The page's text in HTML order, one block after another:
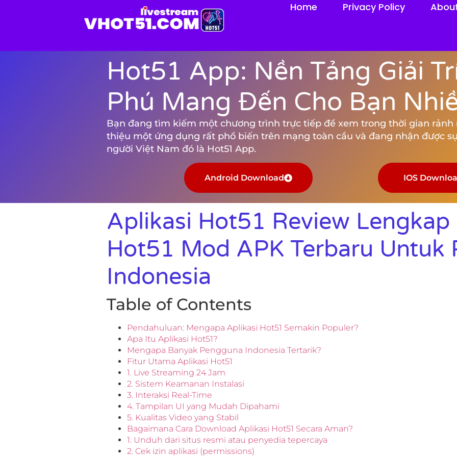
Home Privacy Policy
Hot51 App: Nền Tảng Giải
Phú Mang Đến Cho Bạn
Bạn đang tìm kiếm một chương trình trực tiếp để xem trong thời gian rảnh
thiệu một ứng dụng rất phổ biến trên mạng toàn cầu và đang nhận được
người Việt Nam đó là Hot51 App.
Android Download IOS
Aplikasi Hot51 Review Lengkap
Hot51 Mod APK Terbaru Untuk
Indonesia
Table of Contents
Pendahuluan: Mengapa Aplikasi Hot51 Semakin Populer?
Apa Itu Aplikasi Hot51?
Mengapa Banyak Pengguna Indonesia Tertarik?
Fitur Utama Aplikasi Hot51
1. Live Streaming 24 Jam
2. Sistem Keamanan Instalasi
3. Interaksi Real-Time
4. Tampilan UI yang Mudah Dipahami
5. Kualitas Video yang Stabil
Bagaimana Cara Download Aplikasi Hot51 Secara Aman?
1. Unduh dari situs resmi atau penyedia tepercaya
2. Cek izin aplikasi (permissions)